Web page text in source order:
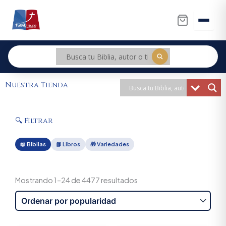
contenido
Nuestra Tienda
🔍 Filtrar
📖 Biblias 📗 Libros 🎁 Variedades
Mostrando 1–24 de 4477 resultados